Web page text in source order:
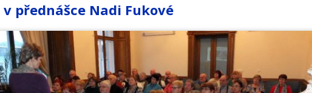
přednášce Nadi Fukové